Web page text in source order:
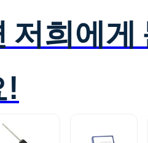
저희에게
!